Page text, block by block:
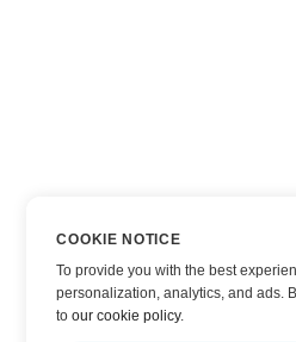
COOKIE NOTICE
To provide you with the best
personalization, analytics, and ads.
toour cookie policy.